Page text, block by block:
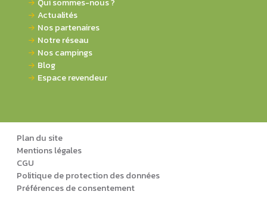
Actualités
Nos partenaires
Notre réseau
Nos campings
Blog
Espace revendeur
Plan du site
Mentions légales
CGU
Politique de protection des données
Préférences de consentement